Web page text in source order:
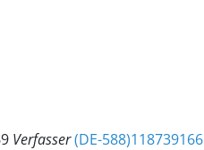
Verfasser(DE-588)118739166